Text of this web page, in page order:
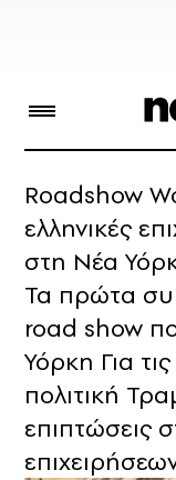
Roadshow
ελληνικές
στη Νέα
Τα πρώτα
road show
Υόρκη Για
πολιτική
επιπτώσεις